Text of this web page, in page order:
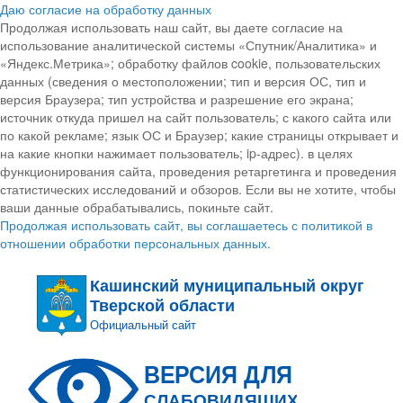
Даю согласие на обработку данных
Продолжая использовать наш сайт, вы даете согласие на
использование аналитической системы «Спутник/Аналитика» и
«Яндекс.Метрика»; обработку файлов cookie, пользовательских
данных (сведения о местоположении; тип и версия ОС, тип и
версия Браузера; тип устройства и разрешение его экрана;
источник откуда пришел на сайт пользователь; с какого сайта или
по какой рекламе; язык ОС и Браузер; какие страницы открывает и
на какие кнопки нажимает пользователь; ip-адрес). в целях
функционирования сайта, проведения ретаргетинга и проведения
статистических исследований и обзоров. Если вы не хотите, чтобы
ваши данные обрабатывались, покиньте сайт.
Продолжая использовать сайт, вы соглашаетесь с политикой в
отношении обработки персональных данных.